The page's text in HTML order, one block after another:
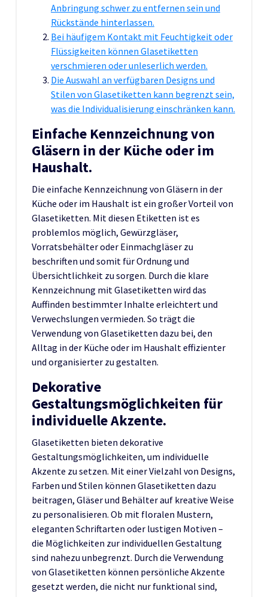
Anbringung schwer zu entfernen sein und
Rückstände hinterlassen.
Bei häufigem Kontakt mit Feuchtigkeit oder
Flüssigkeiten können Glasetiketten
verschmieren oder unleserlich werden.
Die Auswahl an verfügbaren Designs und
Stilen von Glasetiketten kann begrenzt sein,
was die Individualisierung einschränken kann.
Einfache Kennzeichnung von
Gläsern in der Küche oder im
Haushalt.
Die einfache Kennzeichnung von Gläsern in der
Küche oder im Haushalt ist ein großer Vorteil von
Glasetiketten. Mit diesen Etiketten ist es
problemlos möglich, Gewürzgläser,
Vorratsbehälter oder Einmachgläser zu
beschriften und somit für Ordnung und
Übersichtlichkeit zu sorgen. Durch die klare
Kennzeichnung mit Glasetiketten wird das
Auffinden bestimmter Inhalte erleichtert und
Verwechslungen vermieden. So trägt die
Verwendung von Glasetiketten dazu bei, den
Alltag in der Küche oder im Haushalt effizienter
und organisierter zu gestalten.
Dekorative
Gestaltungsmöglichkeiten für
individuelle Akzente.
Glasetiketten bieten dekorative
Gestaltungsmöglichkeiten, um individuelle
Akzente zu setzen. Mit einer Vielzahl von Designs,
Farben und Stilen können Glasetiketten dazu
beitragen, Gläser und Behälter auf kreative Weise
zu personalisieren. Ob mit floralen Mustern,
eleganten Schriftarten oder lustigen Motiven –
die Möglichkeiten zur individuellen Gestaltung
sind nahezu unbegrenzt. Durch die Verwendung
von Glasetiketten können persönliche Akzente
gesetzt werden, die nicht nur funktional sind,